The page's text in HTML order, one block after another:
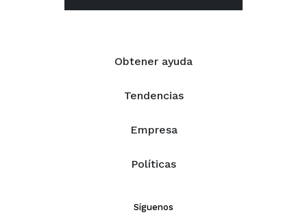
Obtener ayuda
Tendencias
Empresa
Políticas
Síguenos